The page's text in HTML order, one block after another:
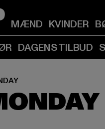
MÆND KVINDER
DAGENS TILBUD